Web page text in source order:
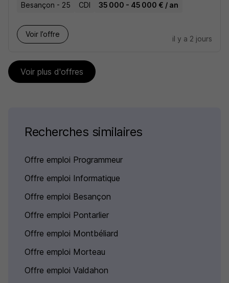
Besançon - 25 CDI 35 000 - 45 000 € / an
Voir l’offre
il y a 2 jours
Voir plus d'offres
Recherches similaires
Offre emploi Programmeur
Offre emploi Informatique
Offre emploi Besançon
Offre emploi Pontarlier
Offre emploi Montbéliard
Offre emploi Morteau
Offre emploi Valdahon